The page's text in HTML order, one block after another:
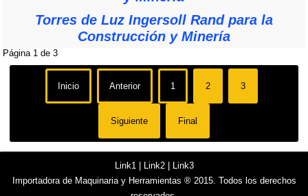
Torres de Luz Ingersoll Rand para la
Construcción y Minería
Página 1 de 3
Inicio Anterior 1 2 3
Siguiente Final
Link1| Link2|
Link3
Importadora de Maquinaria y Herramientas ® 2015. Todos los derechos